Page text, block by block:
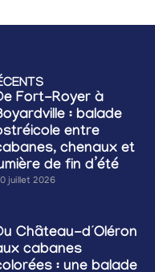
Fort-Royer à
: balade
entre
chenaux et
de fin d’été
juillet 2026
Château-d’Oléron
cabanes
: une balade